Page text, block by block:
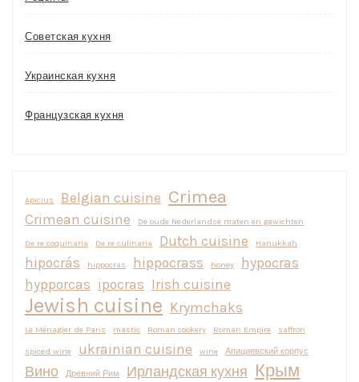
Советская кухня
Украинская кухня
Французская кухня
Apicius Belgian cuisine Crimea
Crimean cuisine De oude Nederlandse maten en gewichten
De re coquinaria De re culinaria Dutch cuisine Hanukkah
hipocrás hippocras hippocrass honey
hypocras
hypporcas ipocras Irish cuisine
Jewish cuisine Krymchaks
Le Ménagier de Paris mastic Roman cookery Roman Empire saffron
spiced wine ukrainian cuisine wine Апициевский корпус
Вино Древний Рим Ирландская кухня Крым